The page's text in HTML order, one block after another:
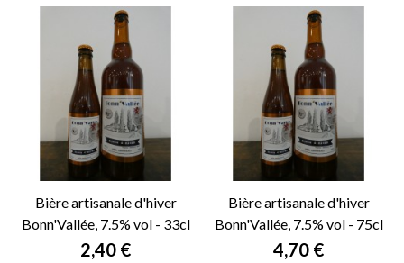
Bière artisanale d'hiver
Bonn'Vallée, 7.5% vol - 33cl
Prix
2,40 €
Bière artisanale d'hiver
Bonn'Vallée, 7.5% vol - 75cl
Prix
4,70 €